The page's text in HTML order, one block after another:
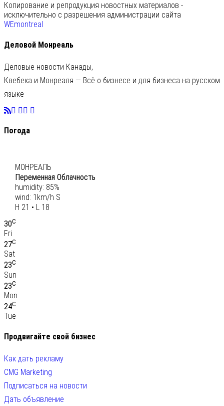
Копирование и репродукция новостных материалов -
исключительно с разрешения администрации сайта
WEmontreal
Деловой Монреаль
Деловые новости Канады,
Квебека и Монреаля — Всё о бизнесе и для бизнеса на русском
языке
Погода
МОНРЕАЛЬ
Переменная Облачность
humidity: 85%
wind: 1km/h S
H 21 • L 18
30C
Fri
27C
Sat
23C
Sun
23C
Mon
24C
Tue
Продвигайте свой бизнес
Как дать рекламу
CMG Marketing
Подписаться на новости
Дать объявление